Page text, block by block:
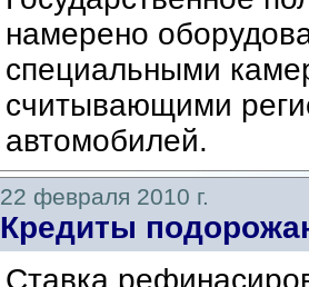
намерено
специальными
считывающими
автомобилей.
22 февраля 2010 г.
Кредиты
Ставка